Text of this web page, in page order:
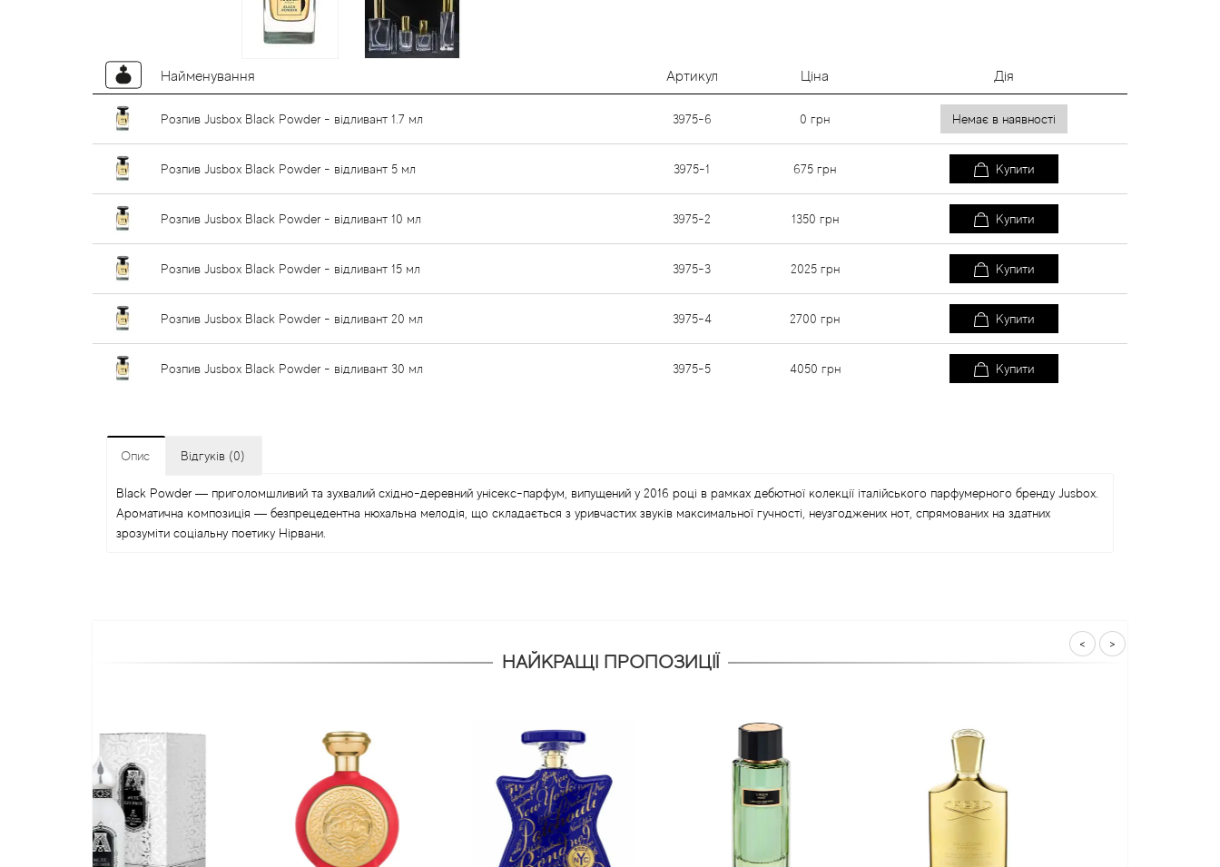
Найменування Артикул Ціна Дія
Розпив Jusbox Black Powder - відливант 1.7 мл 3975-6 0 грн Немає в наявності
Розпив Jusbox Black Powder - відливант 5 мл 3975-1 675 грн Купити
Розпив Jusbox Black Powder - відливант 10 мл 3975-2 1350 грн Купити
Розпив Jusbox Black Powder - відливант 15 мл 3975-3 2025 грн Купити
Розпив Jusbox Black Powder - відливант 20 мл 3975-4 2700 грн Купити
Розпив Jusbox Black Powder - відливант 30 мл 3975-5 4050 грн Купити
Опис Відгуків (0)
Black Powder — приголомшливий та зухвалий східно-деревний унісекс-парфум, випущений у 2016 році в рамках дебютної колекції італійського парфумерного бренду Jusbox.
Ароматична композиція — безпрецедентна нюхальна мелодія, що складається з уривчастих звуків максимальної гучності, неузгоджених нот, спрямованих на здатних
зрозуміти соціальну поетику Нірвани.
НАЙКРАЩІ ПРОПОЗИЦІЇ
< >